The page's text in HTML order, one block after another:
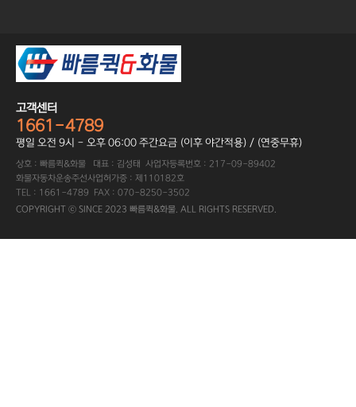
고객센터
1661-4789
평일 오전 9시 - 오후 06:00 주간요금 (이후 야간적용) / (연중무휴)
상호 : 빠름퀵&화물 대표 : 김성태 사업자등록번호 : 217-09-89402
화물자동차운송주선사업허가증 : 제110182호
TEL : 1661-4789 FAX : 070-8250-3502
COPYRIGHT ⓒ SINCE 2023 빠름퀵&화물. ALL RIGHTS RESERVED.